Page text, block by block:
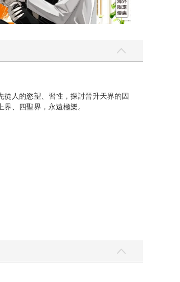
人的慾望、習性，探討晉升天界的因
、四聖界，永遠極樂。